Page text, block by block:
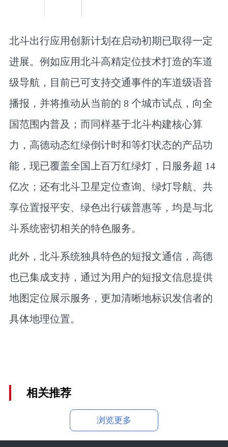
北斗出行应用创新计划在启动初期已取得一定
进展。例如应用北斗高精定位技术打造的车道
级导航，目前已可支持交通事件的车道级语音
播报，并将推动从当前的 8 个城市试点，向全
国范围内普及；而同样基于北斗构建核心算
力，高德动态红绿倒计时和等灯状态的产品功
能，现已覆盖全国上百万红绿灯，日服务超 14
亿次；还有北斗卫星定位查询、绿灯导航、共
享位置报平安、绿色出行碳普惠等，均是与北
斗系统密切相关的特色服务。
此外，北斗系统独具特色的短报文通信，高德
也已集成支持，通过为用户的短报文信息提供
地图定位展示服务，更加清晰地标识发信者的
具体地理位置。
相关推荐
浏览更多